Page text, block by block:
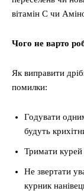
вітамін С чи
Чого не варто
Як виправити
помилки:
Годувати
будуть
Тримати курей
Не звертати
курник